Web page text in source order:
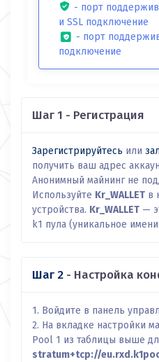
- порт
и SSL подключение
- порт
подключение
Шаг 1 - Регистрация
Зарегистрируйтесь или
получить ваш адрес
Анонимный майнинг не
Используйте Kr_WALLET в
устройства. Kr_WALLET —
k1 пула (уникальное
Шаг 2 - Настройка
1. Войдите в панель
2. На вкладке настройки
Pool 1 из таблицы выше
stratum+tcp://